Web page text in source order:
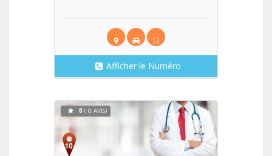
Afficher le Numéro
Voir
0 ( 0 AVIS)